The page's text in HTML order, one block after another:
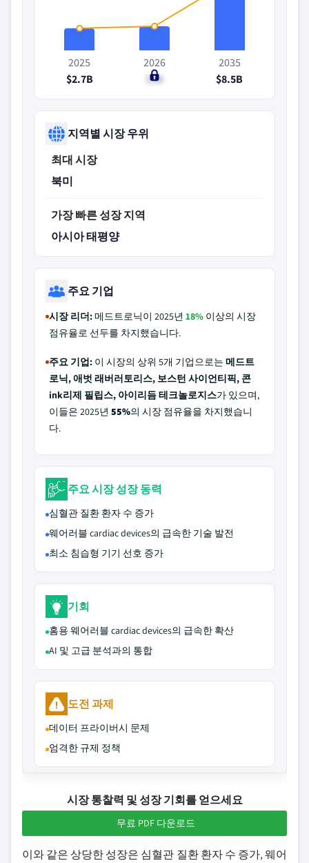
2025
$2.7B
2026
$3B
2035
$8.5B
지역별 시장 우위
최대 시장
북미
가장 빠른 성장 지역
아시아 태평양
주요 기업
시장 리더:메드트로닉이 2025년 18% 이상의 시장
점유율로 선두를 차지했습니다.
주요 기업: 이 시장의 상위 5개 기업으로는 메드트
로닉, 애벗 래버러토리스, 보스턴 사이언티픽, 콘
ink리제 필립스, 아이리듬 테크놀로지스가 있으며,
이들은 2025년 55%의 시장 점유율을 차지했습니
다.
주요 시장 성장 동력
심혈관 질환 환자 수 증가
웨어러블 cardiac devices의 급속한 기술 발전
최소 침습형 기기 선호 증가
기회
홈용 웨어러블 cardiac devices의 급속한 확산
AI 및 고급 분석과의 통합
도전 과제
데이터 프라이버시 문제
엄격한 규제 정책
시장 통찰력 및 성장 기회를 얻으세요
무료 PDF 다운로드
이와 같은 상당한 성장은 심혈관 질환 환자 수 증가, 웨어